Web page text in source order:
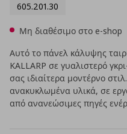
605.201.30
Μη διαθέσιμο στο e-shop
Αυτό το πάνελ κάλυψης
KALLARP σε γυαλιστερό
σας ιδιαίτερα μοντέρνο
ανακυκλωμένα υλικά, σε
από ανανεώσιμες πηγές